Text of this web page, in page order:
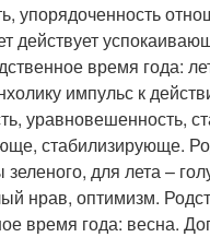
упорядоченность
действует
время года:
импульс к
уравновешенность,
стабилизирующе.
для лета –
нрав, оптимизм.
время года: весна.